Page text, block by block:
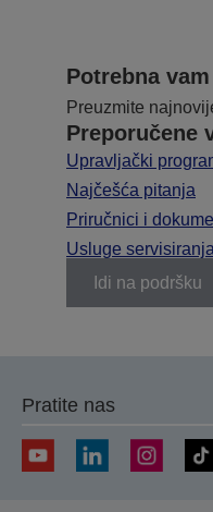
Potrebna
Preuzmite
Preporučene
Upravljački
Najčešća pitanja
Priručnici i
Usluge servisiranja
Idi na podršku
Pratite nas